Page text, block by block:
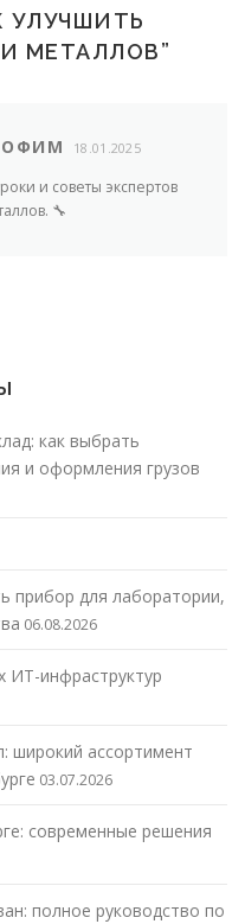
УЛУЧШИТЬ
МЕТАЛЛОВ”
18.01.2025
и советы экспертов
🔧
как выбрать
и оформления грузов
прибор для лаборатории,
06.08.2026
инфраструктур
широкий ассортимент
03.07.2026
современные решения
полное руководство по